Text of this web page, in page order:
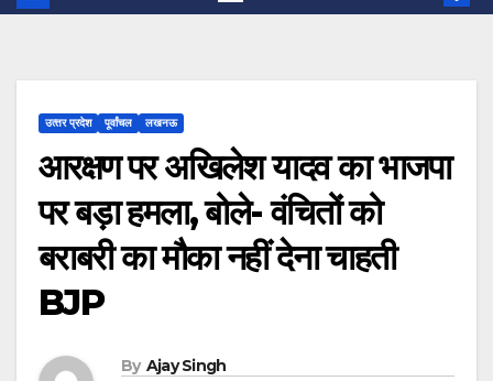
उत्‍तर प्रदेश पूर्वांचल लखनऊ
आरक्षण पर अखिलेश यादव का भाजपा
पर बड़ा हमला, बोले- वंचितों को
बराबरी का मौका नहीं देना चाहती
BJP
By Ajay Singh